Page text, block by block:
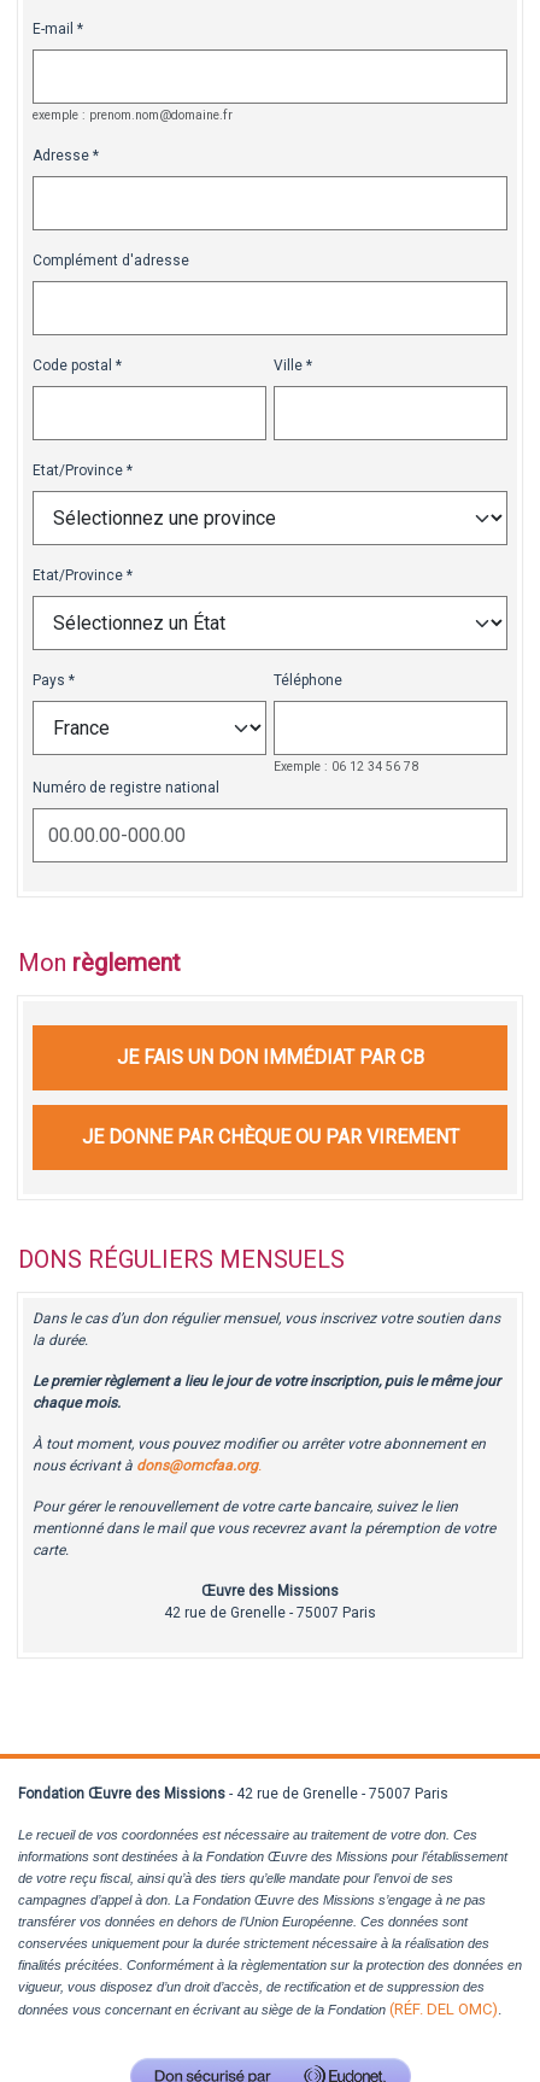
E-mail
exemple : prenom.nom@domaine.fr
Adresse
Complément d'adresse
Code postal Ville
Etat/Province
Etat/Province
Pays Téléphone
Exemple : 06 12 34 56 78
Numéro de registre national
Mon règlement
JE FAIS UN DON IMMÉDIAT PAR CB
JE DONNE PAR CHÈQUE OU PAR VIREMENT
DONS RÉGULIERS MENSUELS
Dans le cas d’un don régulier mensuel, vous inscrivez votre soutien dans
la durée.
Le premier règlement a lieu le jour de votre inscription, puis le même jour
chaque mois.
À tout moment, vous pouvez modifier ou arrêter votre abonnement en
nous écrivant à dons@omcfaa.org.
Pour gérer le renouvellement de votre carte bancaire, suivez le lien
mentionné dans le mail que vous recevrez avant la péremption de votre
carte.
Œuvre des Missions
42 rue de Grenelle - 75007 Paris
Fondation Œuvre des Missions - 42 rue de Grenelle - 75007 Paris
Le recueil de vos coordonnées est nécessaire au traitement de votre don. Ces
informations sont destinées à la Fondation Œuvre des Missions pour l’établissement
de votre reçu fiscal, ainsi qu’à des tiers qu’elle mandate pour l’envoi de ses
campagnes d’appel à don. La Fondation Œuvre des Missions s’engage à ne pas
transférer vos données en dehors de l’Union Européenne. Ces données sont
conservées uniquement pour la durée strictement nécessaire à la réalisation des
finalités précitées. Conformément à la règlementation sur la protection des données en
vigueur, vous disposez d’un droit d’accès, de rectification et de suppression des
données vous concernant en écrivant au siège de la Fondation (RÉF. DEL OMC).